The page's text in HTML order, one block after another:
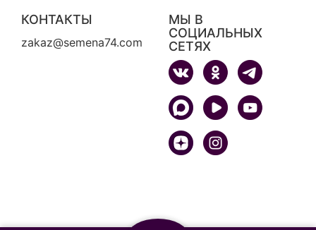
КОНТАКТЫ
zakaz@semena74.com
МЫ В
СОЦИАЛЬНЫХ
СЕТЯХ